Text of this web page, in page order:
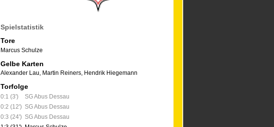
Spielstatistik
Tore
Marcus Schulze
Gelbe Karten
Alexander Lau, Martin Reiners, Hendrik Hiegemann
Torfolge
0:1 (3')
SG Abus Dessau
0:2 (12') SG Abus Dessau
0:3 (24') SG Abus Dessau